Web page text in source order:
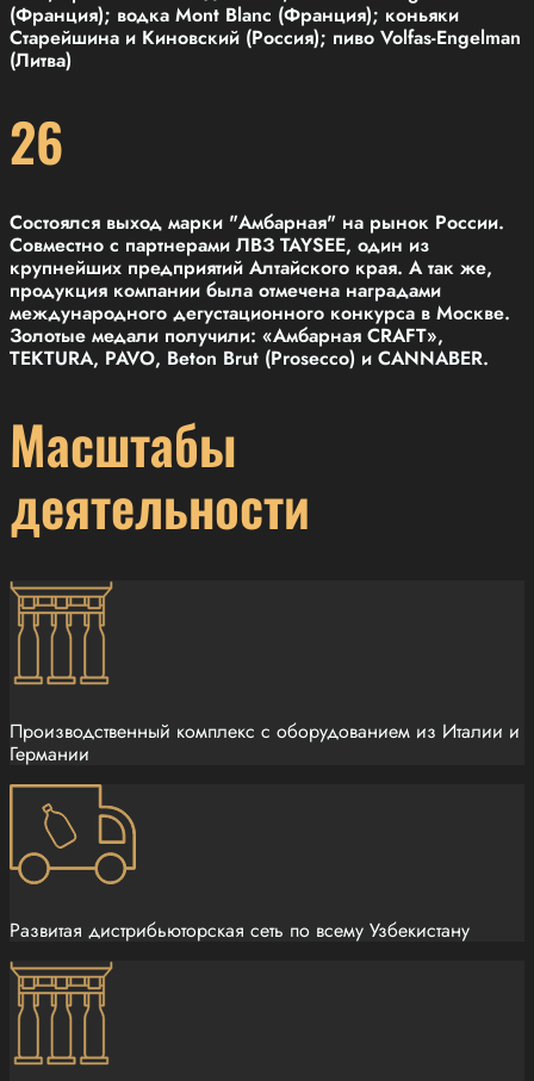
(Франция); водка Mont Blanc (Франция); коньяки
Старейшина и Киновский (Россия); пиво Volfas-Engelman
(Литва)
26
Состоялся выход марки "Амбарная" на рынок России.
Совместно с партнерами ЛВЗ TAYSEE, один из
крупнейших предприятий Алтайского края. А так же,
продукция компании была отмечена наградами
международного дегустационного конкурса в Москве.
Золотые медали получили: «Амбарная CRAFT»,
TEKTURA, PAVO, Beton Brut (Prosecco) и CANNABER.
Масштабы
деятельности
Производственный комплекс с оборудованием из Италии и
Германии
Развитая дистрибьюторская сеть по всему Узбекистану